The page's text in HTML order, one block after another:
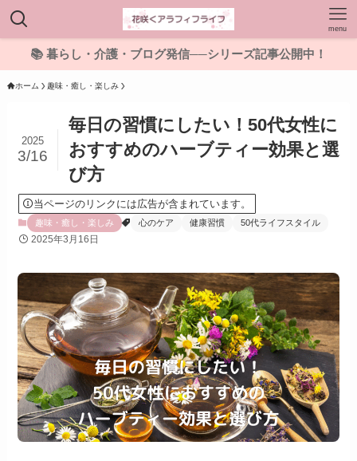
menu
📚 暮らし・介護・ブログ発信──シリーズ記事公開中！
ホーム 趣味・癒し・楽しみ
毎日の習慣にしたい！50代女性に
おすすめのハーブティー効果と選
び方
2025
3/16
当ページのリンクには広告が含まれています。
趣味・癒し・楽しみ 心のケア 健康習慣 50代ライフスタイル
2025年3月16日